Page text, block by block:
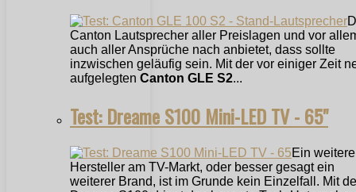
Canton Lautsprecher aller Preislagen und vor
auch aller Ansprüche nach anbietet, dass sollte
inzwischen geläufig sein. Mit der vor einiger Zeit
aufgelegten Canton GLE S2...
Test: Dreame S100 Mini-LED TV - 65"
Ein
Hersteller am TV-Markt, oder besser gesagt ein
weiterer Brand, ist im Grunde kein Einzelfall. Mit